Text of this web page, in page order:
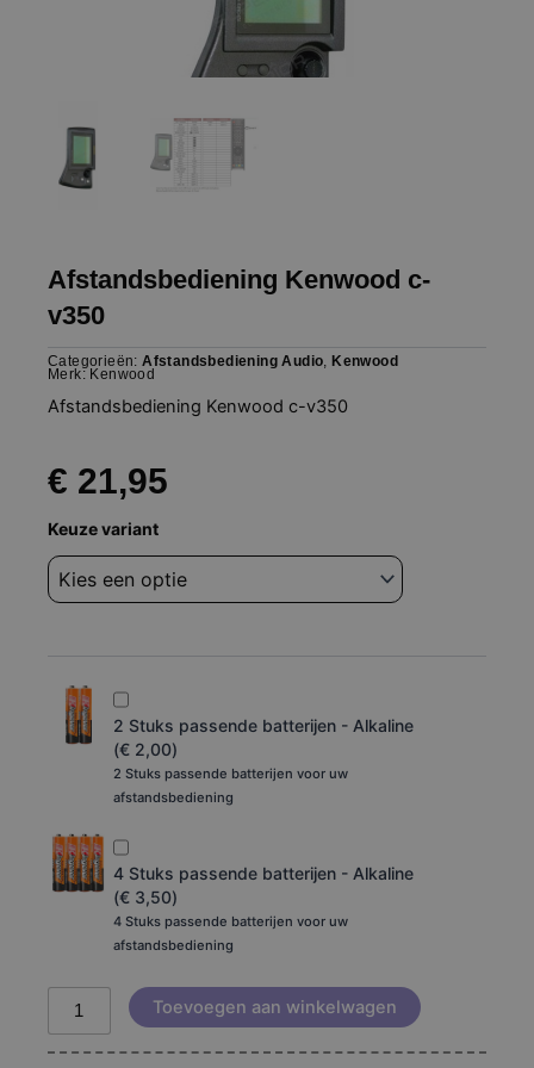
Afstandsbediening Kenwood c-
v350
Categorieën: Afstandsbediening Audio ,Kenwood
Merk: Kenwood
Afstandsbediening Kenwood c-v350
€ 21,95
Keuze variant
2 Stuks passende batterijen - Alkaline
(€ 2,00)
2 Stuks passende batterijen voor uw
afstandsbediening
4 Stuks passende batterijen - Alkaline
(€ 3,50)
4 Stuks passende batterijen voor uw
afstandsbediening
Afstandsbediening
Kenwood
c-
v350
Toevoegen aan winkelwagen